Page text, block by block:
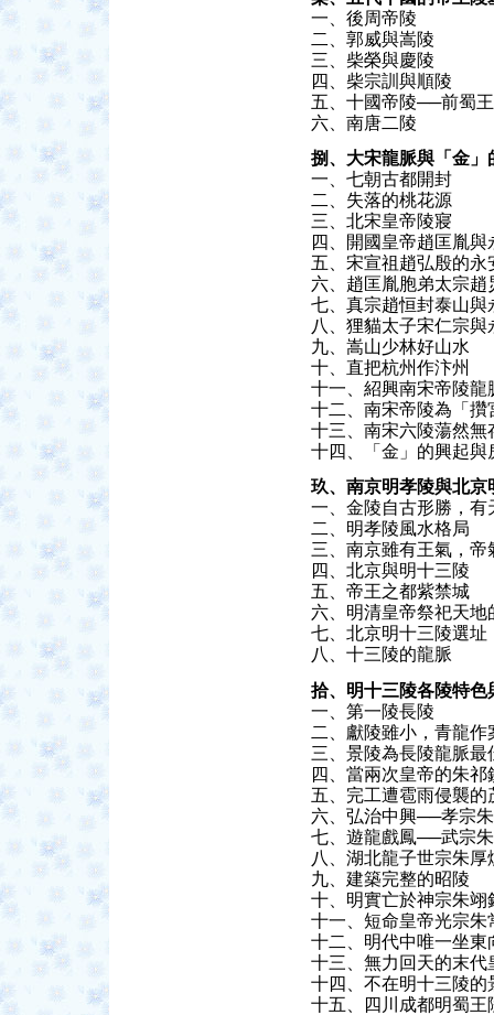
一、後周帝陵
二、郭威與嵩陵
三、柴榮與慶陵
四、柴宗訓與順陵
五、十國帝陵──前蜀
六、南唐二陵
捌、大宋龍脈與「金」
一、七朝古都開封
二、失落的桃花源
三、北宋皇帝陵寢
四、開國皇帝趙匡胤與
五、宋宣祖趙弘殷的永
六、趙匡胤胞弟太宗趙
七、真宗趙恒封泰山與
八、狸貓太子宋仁宗與
九、嵩山少林好山水
十、直把杭州作汴州
十一、紹興南宋帝陵龍
十二、南宋帝陵為「攢
十三、南宋六陵蕩然無
十四、「金」的興起與
玖、南京明孝陵與北京
一、金陵自古形勝，有
二、明孝陵風水格局
三、南京雖有王氣，帝
四、北京與明十三陵
五、帝王之都紫禁城
六、明清皇帝祭祀天地
七、北京明十三陵選址
八、十三陵的龍脈
拾、明十三陵各陵特色
一、第一陵長陵
二、獻陵雖小，青龍作
三、景陵為長陵龍脈最
四、當兩次皇帝的朱祁
五、完工遭雹雨侵襲的
六、弘治中興──孝宗
七、遊龍戲鳳──武宗
八、湖北龍子世宗朱厚
九、建築完整的昭陵
十、明實亡於神宗朱翊
十一、短命皇帝光宗朱
十二、明代中唯一坐東
十三、無力回天的末代
十四、不在明十三陵的
十五、四川成都明蜀王